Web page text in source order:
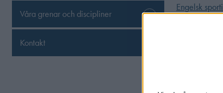
Våra grenar och discipliner
Kontakt
Engelsk
>>Det